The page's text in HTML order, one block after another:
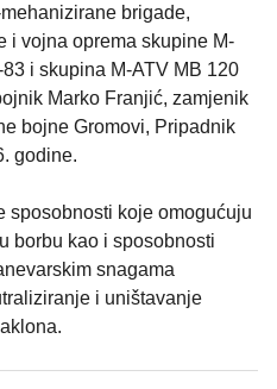
brigade,
i vojna oprema skupine M-
i skupina M-ATV MB 120
Marko Franjić, zamjenik
bojne Gromovi, Pripadnik
godine.
sposobnosti koje omogućuju
borbu kao i sposobnosti
snagama
i uništavanje